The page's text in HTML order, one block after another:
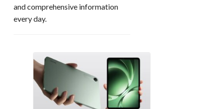
and comprehensive information
every day.